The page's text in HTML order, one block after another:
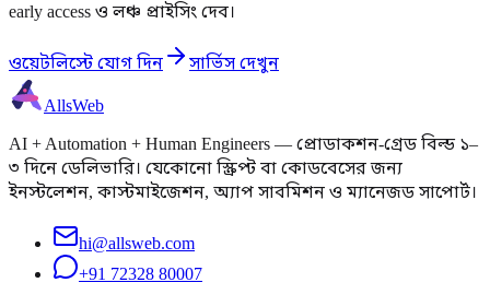
early access ও লঞ্চ প্রাইসিং দেব।
ওয়েটলিস্টে যোগ দিন সার্ভিস দেখুন
AllsWeb
AI + Automation + Human Engineers — প্রোডাকশন-গ্রেড বিল্ড ১–
৩ দিনে ডেলিভারি। যেকোনো স্ক্রিপ্ট বা কোডবেসের জন্য
ইনস্টলেশন, কাস্টমাইজেশন, অ্যাপ সাবমিশন ও ম্যানেজড সাপোর্ট।
hi@allsweb.com
+91 72328 80007